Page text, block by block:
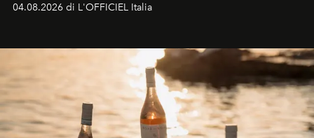
04.08.2026 di L'OFFICIEL Italia